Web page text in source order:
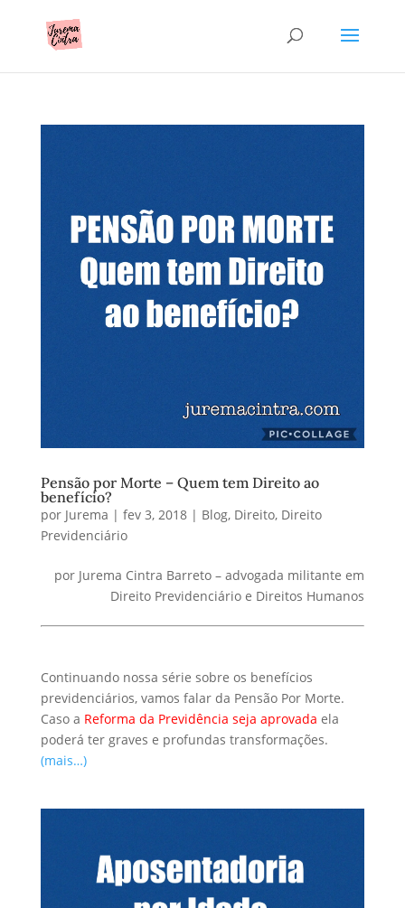
Pensão por Morte – Quem tem Direito ao
benefício?
por Jurema | fev 3, 2018| Blog, Direito, Direito
Previdenciário
por Jurema Cintra Barreto – advogada militante em
Direito Previdenciário e Direitos Humanos
Continuando nossa série sobre os benefícios
previdenciários, vamos falar da Pensão Por Morte.
Caso a Reforma da Previdência seja aprovada ela
poderá ter graves e profundas transformações.
(mais…)